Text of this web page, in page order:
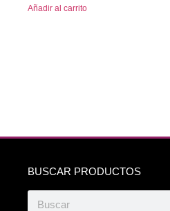
Añadir al carrito
BUSCAR PRODUCTOS